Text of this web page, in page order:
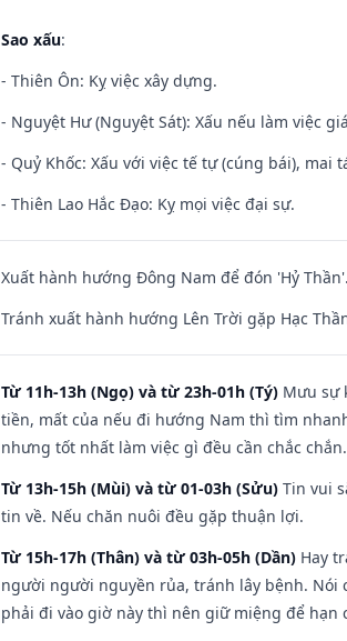
Sao xấu:
- Thiên Ôn: Kỵ việc xây dựng.
- Nguyệt Hư (Nguyệt Sát): Xấu nếu làm việc
- Quỷ Khốc: Xấu với việc tế tự (cúng bái), mai
- Thiên Lao Hắc Đạo: Kỵ mọi việc đại sự.
Xuất hành hướng Đông Nam để đón 'Hỷ
Tránh xuất hành hướng Lên Trời gặp Hạc
Từ 11h-13h (Ngọ) và từ 23h-01h (Tý) Mưu sự
tiền, mất của nếu đi hướng Nam thì tìm
nhưng tốt nhất làm việc gì đều cần chắc chắn.
Từ 13h-15h (Mùi) và từ 01-03h (Sửu) Tin vui
tin về. Nếu chăn nuôi đều gặp thuận lợi.
Từ 15h-17h (Thân) và từ 03h-05h (Dần) Hay
người người nguyền rủa, tránh lây bệnh.
phải đi vào giờ này thì nên giữ miệng để hạn